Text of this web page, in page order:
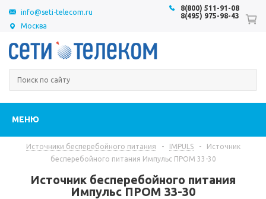
Москва
8(800) 511-91-08
8(495) 975-98-43
info@seti-telecom.ru
МЕНЮ
Источники бесперебойного питания - IMPULS -
Источник
бесперебойного питания Импульс ПРОМ 33-30
Источник бесперебойного питания
Импульс ПРОМ 33-30